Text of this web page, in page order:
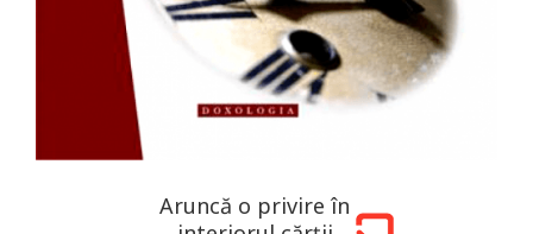
Aruncă o privire în